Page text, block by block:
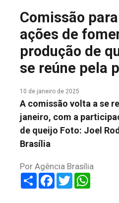
FALE CONOSCO
Comissão
ações de
produção de
se reúne pela
10 de janeiro de 2025
A comissão volta a se
janeiro, com a
de queijo Foto: Joel
Brasília
Por Agência Brasília
ShareFacebook
Twitter